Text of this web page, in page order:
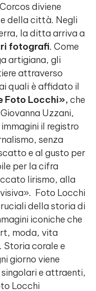
diviene
della città. Negli
la ditta arriva a
fotografi. Come
artigiana, gli
attraverso
quali è affidato il
Foto Locchi», che
Uzzani,
il registro
senza
e al gusto per
per la cifra
lirismo, alla
Foto Locchi
della storia di
iconiche che
moda, vita
corale e
giorno viene
e attraenti,
Locchi